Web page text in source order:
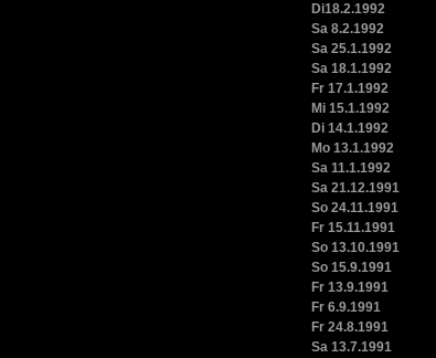
Di18.2.1992
Sa 8.2.1992
Sa 25.1.1992
Sa 18.1.1992
Fr 17.1.1992
Mi 15.1.1992
Di 14.1.1992
Mo 13.1.1992
Sa 11.1.1992
Sa 21.12.1991
So 24.11.1991
Fr 15.11.1991
So 13.10.1991
So 15.9.1991
Fr 13.9.1991
Fr 6.9.1991
Fr 24.8.1991
Sa 13.7.1991